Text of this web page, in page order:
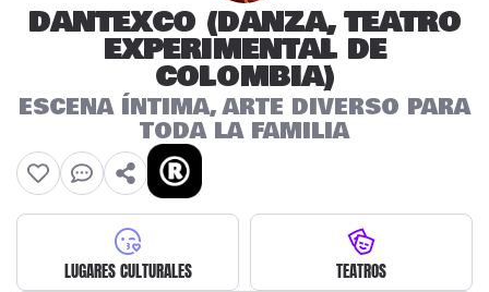
DANTEXCO (DANZA, TEATRO
EXPERIMENTAL DE
COLOMBIA)
ESCENA ÍNTIMA, ARTE DIVERSO PARA
TODA LA FAMILIA
LUGARES CULTURALES TEATROS